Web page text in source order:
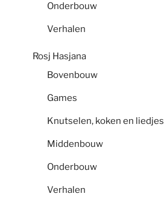
Onderbouw
Verhalen
Rosj Hasjana
Bovenbouw
Games
Knutselen, koken en liedjes
Middenbouw
Onderbouw
Verhalen